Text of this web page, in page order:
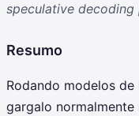
speculative
Resumo
Rodando modelos
gargalo